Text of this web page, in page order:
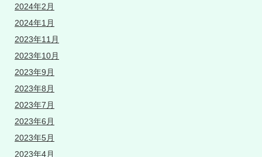
2024年2月
2024年1月
2023年11月
2023年10月
2023年9月
2023年8月
2023年7月
2023年6月
2023年5月
2023年4月